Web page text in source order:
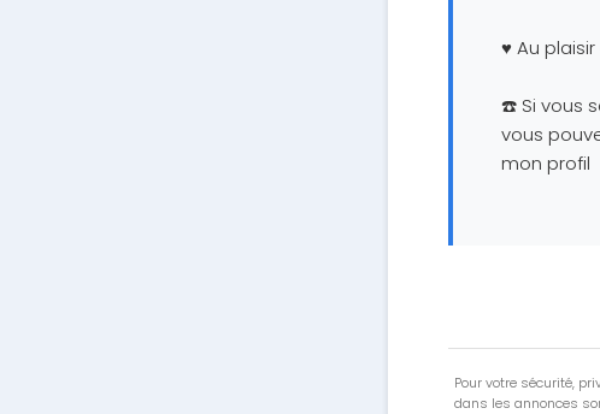
♥️ Au
☎️ Si vous
vous
mon profil
Pour votre sécurité,
dans les annonces